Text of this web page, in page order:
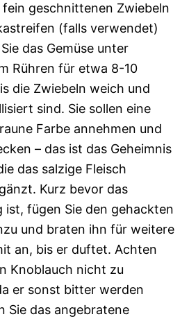
fein geschnittenen Zwiebeln
(falls verwendet)
das Gemüse unter
Rühren für etwa 8-10
die Zwiebeln weich und
sind. Sie sollen eine
Farbe annehmen und
– das ist das Geheimnis
das salzige Fleisch
Kurz bevor das
ist, fügen Sie den gehackten
und braten ihn für weitere
an, bis er duftet. Achten
Knoblauch nicht zu
er sonst bitter werden
Sie das angebratene